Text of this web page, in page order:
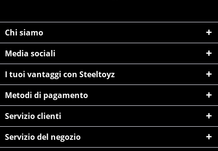
Chi siamo
Media sociali
I tuoi vantaggi con Steeltoyz
Metodi di pagamento
Servizio clienti
Servizio del negozio